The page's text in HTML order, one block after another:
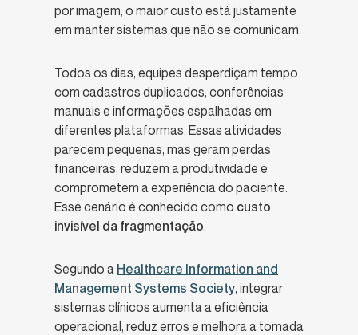
por imagem, o maior custo está justamente
em manter sistemas que não se comunicam.
Todos os dias, equipes desperdiçam tempo
com cadastros duplicados, conferências
manuais e informações espalhadas em
diferentes plataformas. Essas atividades
parecem pequenas, mas geram perdas
financeiras, reduzem a produtividade e
comprometem a experiência do paciente.
Esse cenário é conhecido como custo
invisível da fragmentação.
Segundo a Healthcare Information and
Management Systems Society, integrar
sistemas clínicos aumenta a eficiência
operacional, reduz erros e melhora a tomada